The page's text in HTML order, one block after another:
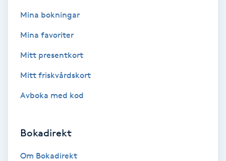
Bottenfärg
Brynfärgning
Bröllopsuppsättning
Mina bokningar
Mina favoriter
Mitt presentkort
Mitt friskvårdskort
Avboka med kod
Bokadirekt
Om Bokadirekt